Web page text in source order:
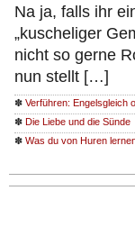
Na ja, falls ihr
„kuscheliger
nicht so gerne
nun stellt […]
✽ Verführen: Engelsgleich
✽ Die Liebe und die Sünde
✽ Was du von Huren